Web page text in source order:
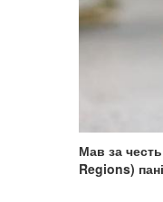
Мав за
Regions)